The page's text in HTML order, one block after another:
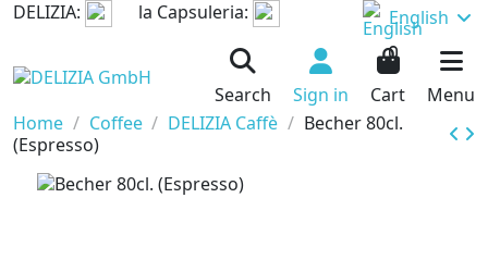
DELIZIA: la Capsuleria: English
Search Sign in
0
Cart
Menu
Home
Coffee DELIZIA Caffè
Becher 80cl.
(Espresso)